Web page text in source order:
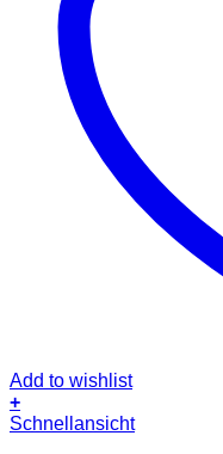
Add to wishlist
+
Dieses
Schnellansicht